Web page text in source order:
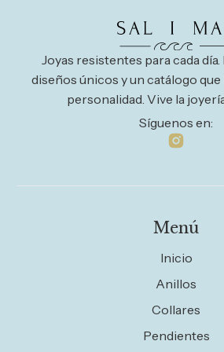
Joyas resistentes para cada
diseños únicos y un catálogo
personalidad. Vive la
Síguenos en:
Menú
Inicio
Anillos
Collares
Pendientes